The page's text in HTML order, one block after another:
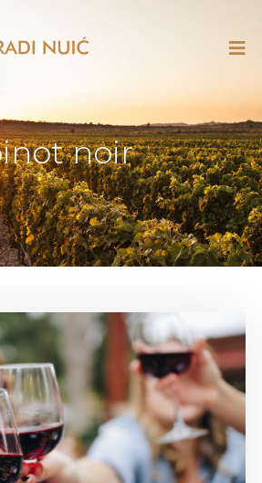
noir